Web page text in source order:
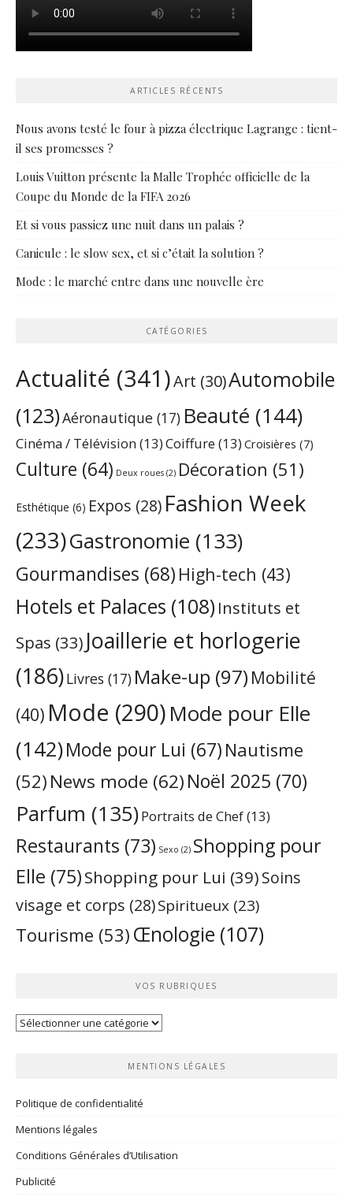
ARTICLES RÉCENTS
Nous avons testé le four à pizza électrique Lagrange : tient-
il ses promesses ?
Louis Vuitton présente la Malle Trophée officielle de la
Coupe du Monde de la FIFA 2026
Et si vous passiez une nuit dans un palais ?
Canicule : le slow sex, et si c’était la solution ?
Mode : le marché entre dans une nouvelle ère
CATÉGORIES
Actualité (341)Art (30)Automobile
(123)Aéronautique (17) Beauté (144)
Cinéma / Télévision(13)Coiffure(13) Croisières (7)
Culture (64) Deux roues (2) Décoration (51)
Esthétique (6) Expos (28) Fashion Week
(233)Gastronomie (133)
Gourmandises (68) High-tech (43)
Hotels et Palaces (108) Instituts et
Spas (33) Joaillerie et horlogerie
(186)Livres (17) Make-up (97) Mobilité
(40) Mode (290)Mode pour Elle
(142)Mode pour Lui (67) Nautisme
(52) News mode (62)Noël 2025 (70)
Parfum (135)Portraits de Chef(13)
Restaurants (73) Sexo (2) Shopping pour
Elle (75)Shopping pour Lui (39)Soins
visage et corps (28)Spiritueux (23)
Tourisme (53) Œnologie (107)
VOS RUBRIQUES
Vos
MENTIONS LÉGALES
Politique de confidentialité
Mentions légales
Conditions Générales d’Utilisation
Publicité